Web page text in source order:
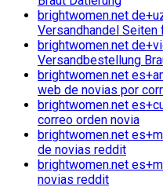
brightwomen.net
Versandhandel Seiten
brightwomen.net
Versandbestellung
brightwomen.net
web de novias por
brightwomen.net
correo orden novia
brightwomen.net
de novias reddit
brightwomen.net
novias reddit